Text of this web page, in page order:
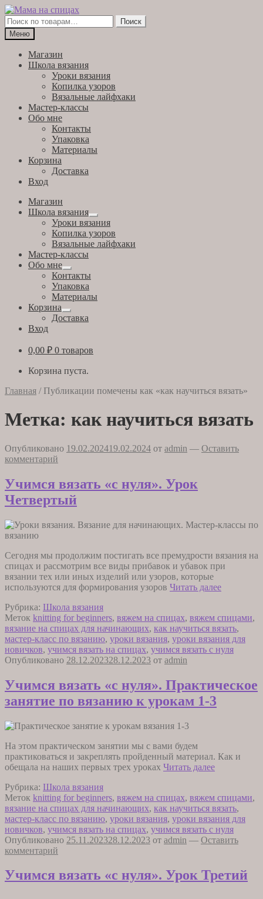
Перейти
к
навигации
Перейти
к
содержимому
Искать:
Поиск
Меню
Магазин
Школа вязания
Уроки вязания
Копилка узоров
Вязальные лайфхаки
Мастер-классы
Обо мне
Контакты
Упаковка
Материалы
Корзина
Доставка
Вход
Магазин
Школа вязания
Развернутое
вложенное
меню
Уроки вязания
Копилка узоров
Вязальные лайфхаки
Мастер-классы
Обо мне
Развернутое
вложенное
меню
Контакты
Упаковка
Материалы
Корзина
Развернутое
вложенное
Доставка
Вход
0,00 ₽ 0 товаров
Корзина пуста.
Главная / Публикации помечены как «как научиться вязать»
Метка: как научиться вязать
Опубликовано 19.02.202419.02.2024 от admin — Оставить
комментарий
Учимся вязать «с нуля». Урок
Четвертый
Сегодня мы продолжим постигать все премудрости вязания на
спицах и рассмотрим все виды прибавок и убавок при
вязании тех или иных изделий или узоров, которые
используются для формирования узоров Читать далееУчимся
нуля».
Урок
Рубрика: Школа вязания
Меток knitting for beginners, вяжем на спицах, вяжем спицами,
вязание на спицах для начинающих, как научиться вязать,
мастер-класс по вязанию, уроки вязания, уроки вязания для
новичков, учимся вязать на спицах, учимся вязать с нуля
Опубликовано 28.12.202328.12.2023 от admin
Учимся вязать «с нуля». Практическое
занятие по вязанию к урокам 1-3
На этом практическом занятии мы с вами будем
практиковаться и закреплять пройденный материал. Как и
обещала на наших первых трех уроках Читать далееУчимся
нуля».
занятие
по
вязанию
1-
3
Рубрика: Школа вязания
Меток knitting for beginners, вяжем на спицах, вяжем спицами,
вязание на спицах для начинающих, как научиться вязать,
мастер-класс по вязанию, уроки вязания, уроки вязания для
новичков, учимся вязать на спицах, учимся вязать с нуля
Опубликовано 25.11.202328.12.2023 от admin — Оставить
комментарий
Учимся вязать «с нуля». Урок Третий